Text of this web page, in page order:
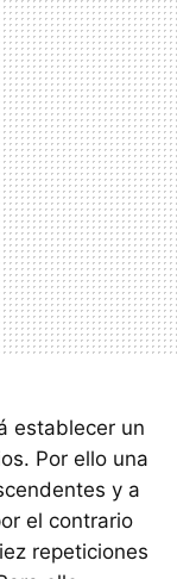
establecer un
Por ello una
y a
el contrario
repeticiones